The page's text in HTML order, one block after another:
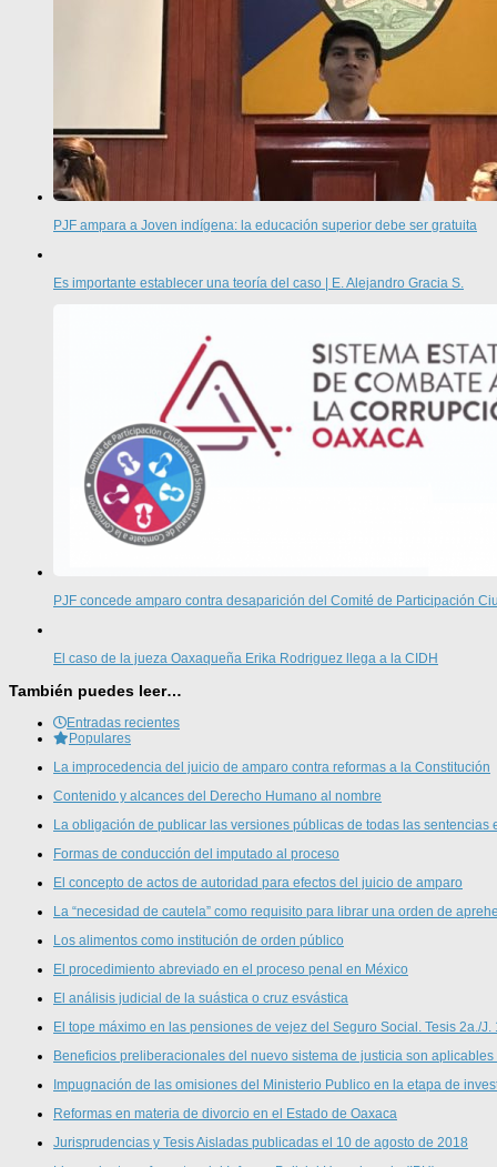
PJF ampara a Joven indígena: la educación superior debe ser gratuita
Es importante establecer una teoría del caso | E. Alejandro Gracia S.
PJF concede amparo contra desaparición del Comité de Participación
El caso de la jueza Oaxaqueña Erika Rodriguez llega a la CIDH
También puedes leer…
Entradas recientes
Populares
La improcedencia del juicio de amparo contra reformas a la Constitución
Contenido y alcances del Derecho Humano al nombre
La obligación de publicar las versiones públicas de todas las sentencias
Formas de conducción del imputado al proceso
El concepto de actos de autoridad para efectos del juicio de amparo
La “necesidad de cautela” como requisito para librar una orden de
Los alimentos como institución de orden público
El procedimiento abreviado en el proceso penal en México
El análisis judicial de la suástica o cruz esvástica
El tope máximo en las pensiones de vejez del Seguro Social. Tesis 2a./J.
Beneficios preliberacionales del nuevo sistema de justicia son
Impugnación de las omisiones del Ministerio Publico en la etapa de
Reformas en materia de divorcio en el Estado de Oaxaca
Jurisprudencias y Tesis Aisladas publicadas el 10 de agosto de 2018